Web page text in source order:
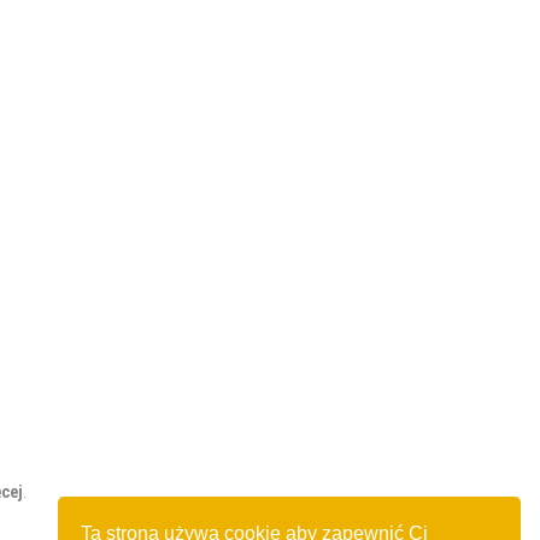
.
Ta strona używa cookie aby zapewnić Ci